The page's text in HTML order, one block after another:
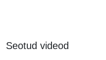
Seotud videod